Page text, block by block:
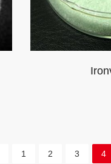
1 2 3 4